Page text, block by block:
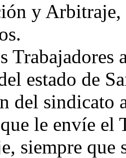
y Arbitraje,
Trabajadores
estado de
del sindicato
le envíe el
siempre que